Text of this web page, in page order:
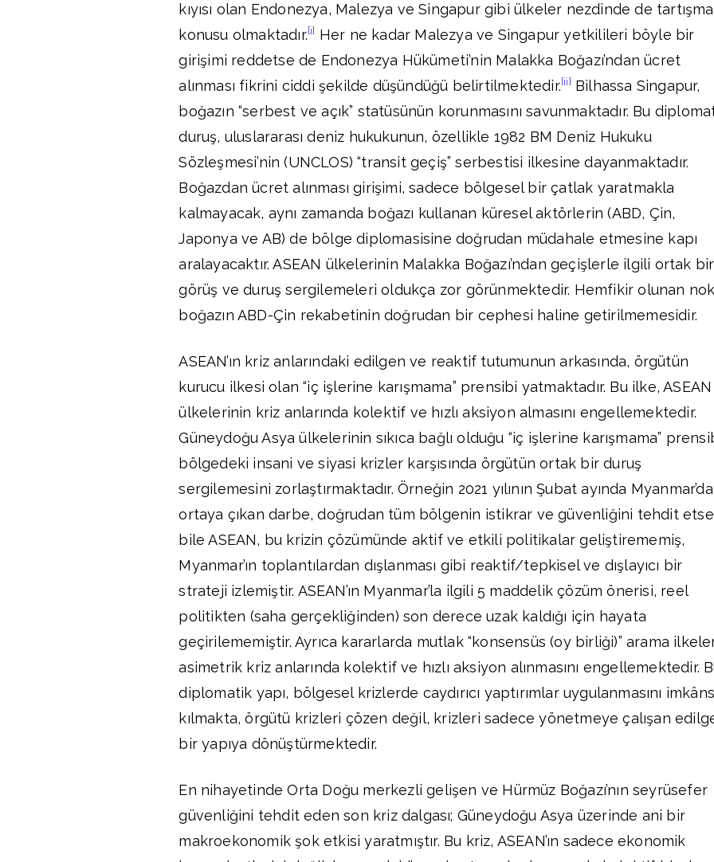
kıyısı olan Endonezya, Malezya ve Singapur gibi ülkeler nezdinde de tartışma
konusu olmaktadır.[i] Her ne kadar Malezya ve Singapur yetkilileri böyle bir
girişimi reddetse de Endonezya Hükümeti’nin Malakka Boğazı’ndan ücret
alınması fikrini ciddi şekilde düşündüğü belirtilmektedir.[ii] Bilhassa Singapur,
boğazın “serbest ve açık” statüsünün korunmasını savunmaktadır. Bu
duruş, uluslararası deniz hukukunun, özellikle 1982 BM Deniz Hukuku
Sözleşmesi’nin (UNCLOS) “transit geçiş” serbestisi ilkesine dayanmaktadır.
Boğazdan ücret alınması girişimi, sadece bölgesel bir çatlak yaratmakla
kalmayacak, aynı zamanda boğazı kullanan küresel aktörlerin (ABD, Çin,
Japonya ve AB) de bölge diplomasisine doğrudan müdahale etmesine kapı
aralayacaktır. ASEAN ülkelerinin Malakka Boğazı’ndan geçişlerle ilgili ortak bir
görüş ve duruş sergilemeleri oldukça zor görünmektedir. Hemfikir olunan
boğazın ABD-Çin rekabetinin doğrudan bir cephesi haline getirilmemesidir.
ASEAN’ın kriz anlarındaki edilgen ve reaktif tutumunun arkasında, örgütün
kurucu ilkesi olan “iç işlerine karışmama” prensibi yatmaktadır. Bu ilke, ASEAN
ülkelerinin kriz anlarında kolektif ve hızlı aksiyon almasını engellemektedir.
Güneydoğu Asya ülkelerinin sıkıca bağlı olduğu “iç işlerine karışmama”
bölgedeki insani ve siyasi krizler karşısında örgütün ortak bir duruş
sergilemesini zorlaştırmaktadır. Örneğin 2021 yılının Şubat ayında Myanmar’da
ortaya çıkan darbe, doğrudan tüm bölgenin istikrar ve güvenliğini tehdit etse
bile ASEAN, bu krizin çözümünde aktif ve etkili politikalar geliştirememiş,
Myanmar’ın toplantılardan dışlanması gibi reaktif/tepkisel ve dışlayıcı bir
strateji izlemiştir. ASEAN’ın Myanmar’la ilgili 5 maddelik çözüm önerisi, reel
politikten (saha gerçekliğinden) son derece uzak kaldığı için hayata
geçirilememiştir. Ayrıca kararlarda mutlak “konsensüs (oy birliği)” arama
asimetrik kriz anlarında kolektif ve hızlı aksiyon alınmasını engellemektedir.
diplomatik yapı, bölgesel krizlerde caydırıcı yaptırımlar uygulanmasını
kılmakta, örgütü krizleri çözen değil, krizleri sadece yönetmeye çalışan
bir yapıya dönüştürmektedir.
En nihayetinde Orta Doğu merkezli gelişen ve Hürmüz Boğazı’nın seyrüsefer
güvenliğini tehdit eden son kriz dalgası; Güneydoğu Asya üzerinde ani bir
makroekonomik şok etkisi yaratmıştır. Bu kriz, ASEAN’ın sadece ekonomik